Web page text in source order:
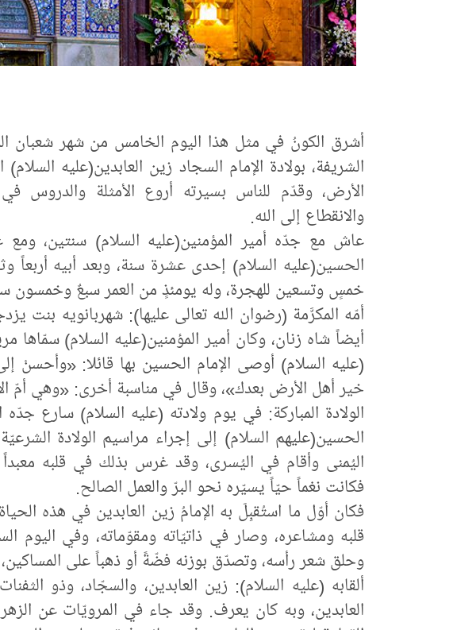
الشريفة، بولادة الإمام السجاد زين العابدين(عليه
الأرض، وقدّم للناس بسيرته أروع الأمثلة والدروس
والانقطاع إلى الله.
عاش مع جدّه أمير المؤمنين(عليه السلام) سنتين،
الحسين(عليه السلام) إحدى عشرة سنة، وبعد أبيه أربعاً
خمسٍ وتسعين للهجرة، وله يومئذٍ من العمر سبعٌ وخمسون
أمّه المكرَّمة (رضوان الله تعالى عليها): شهربانويه بنت
أيضاً شاه زنان، وكان أمير المؤمنين(عليه السلام) سمّاها
(عليه السلام) أوصى الإمام الحسين بها قائلا: «وأحسنْ
خير أهل الأرض بعدك»، وقال في مناسبة أخرى: «وهي أمّ
الولادة المباركة: في يوم ولادته (عليه السلام) سارع جدّه
الحسين(عليهم السلام) إلى إجراء مراسيم الولادة
اليُمنى وأقام في اليُسرى، وقد غرس بذلك في قلبه
فكانت نغماً حيّاً يسيّره نحو البرّ والعمل الصالح.
فكان أوّل ما استُقبِلَ به الإمامُ زين العابدين في هذه
قلبه ومشاعره، وصار في ذاتيّاته ومقوّماته، وفي اليوم
وحلق شعر رأسه، وتصدّق بوزنه فضّةً أو ذهباً على المساكين،
ألقابه (عليه السلام): زين العابدين، والسجّاد، وذو
العابدين، وبه كان يعرف. وقد جاء في المرويّات عن